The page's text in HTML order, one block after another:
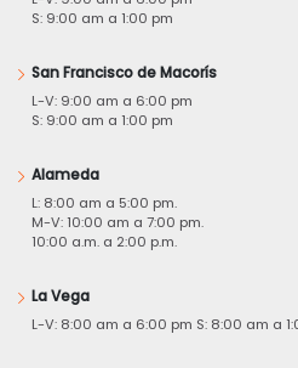
S: 9:00 am a 1:00 pm
San Francisco de Macorís
L-V: 9:00 am a 6:00 pm
S: 9:00 am a 1:00 pm
Alameda
L: 8:00 am a 5:00 pm.
M-V: 10:00 am a 7:00 pm.
10:00 a.m. a 2:00 p.m.
La Vega
L-V: 8:00 am a 6:00 pm S: 8:00 am a